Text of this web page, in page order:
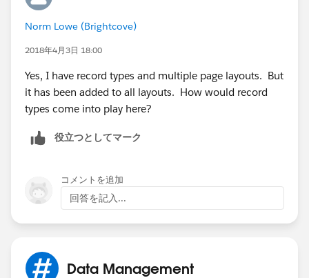
Norm Lowe (Brightcove)
2018年4月3日 18:00
Yes, I have record types and multiple page layouts. But
it has been added to all layouts. How would record
types come into play here?
役立つとしてマーク
コメントを追加
回答を記入...
Data Management